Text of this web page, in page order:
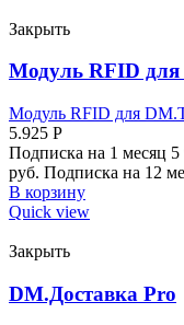
Закрыть
Модуль RFID
Модуль RFID для
5.925 Р
Подписка на 1 месяц
руб. Подписка на 12
В корзину
Quick view
Закрыть
DM.Доставка Pro